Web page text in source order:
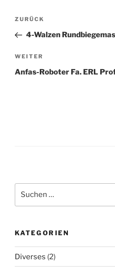
Beitrags-
Vorheriger
Beitrag
ZURÜCK
4-Walzen
Nächster
Beitrag
WEITER
Anfas-Roboter Fa. ERL
nach:
KATEGORIEN
Diverses (2)